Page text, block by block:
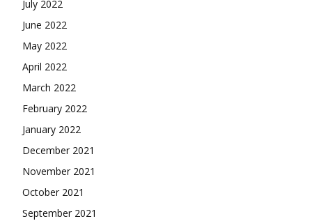
July 2022
June 2022
May 2022
April 2022
March 2022
February 2022
January 2022
December 2021
November 2021
October 2021
September 2021